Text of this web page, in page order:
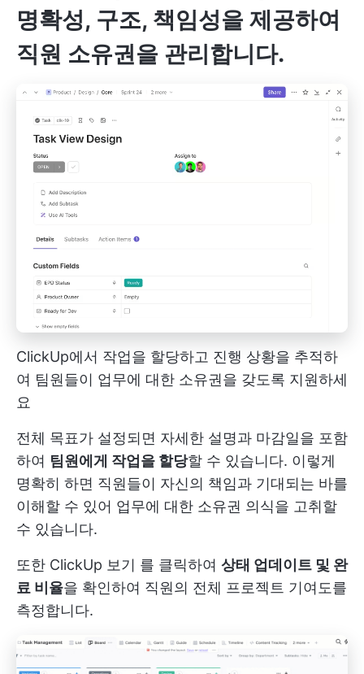
명확성, 구조, 책임성을 제공하여
직원 소유권을 관리합니다.
ClickUp에서 작업을 할당하고 진행 상황을 추적하
여 팀원들이 업무에 대한 소유권을 갖도록 지원하세
요
전체 목표가 설정되면 자세한 설명과 마감일을 포함
하여 팀원에게 작업을 할당할 수 있습니다. 이렇게
명확히 하면 직원들이 자신의 책임과 기대되는 바를
이해할 수 있어 업무에 대한 소유권 의식을 고취할
수 있습니다.
또한 ClickUp 보기 를 클릭하여 상태 업데이트 및 완
료 비율을 확인하여 직원의 전체 프로젝트 기여도를
측정합니다.